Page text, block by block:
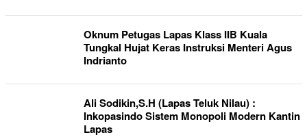
Oknum Petugas Lapas Klass IIB Kuala
Tungkal Hujat Keras Instruksi Menteri Agus
Indrianto
Ali Sodikin,S.H (Lapas Teluk Nilau) :
Inkopasindo Sistem Monopoli Modern Kantin
Lapas